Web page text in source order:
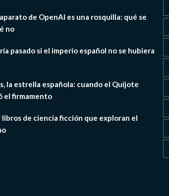
de OpenAI es una rosquilla: qué se
no
pasado si el imperio español no se hubiera
la estrella española: cuando el Quijote
el firmamento
libros de ciencia ficción que exploran el